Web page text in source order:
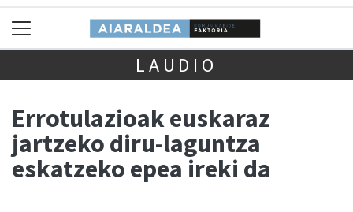
LAUDIO
Errotulazioak euskaraz
jartzeko diru-laguntza
eskatzeko epea ireki da